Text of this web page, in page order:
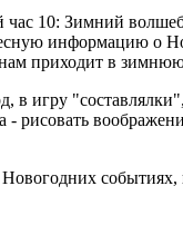
час 10: Зимний
информацию о
приходит в
в игру
- рисовать